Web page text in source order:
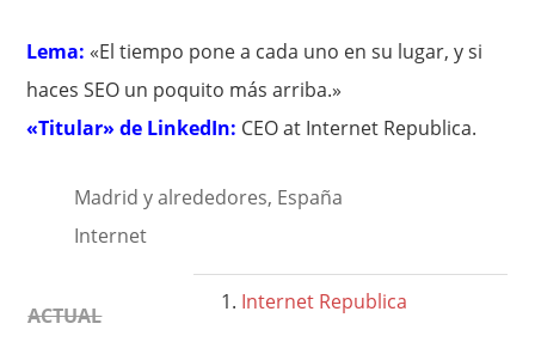
Lema: «El tiempo pone a cada uno en su lugar, y si
haces SEO un poquito más arriba.»
«Titular» de LinkedIn: CEO at Internet Republica.
Madrid y alrededores, España
Internet
ACTUAL
Internet Republica